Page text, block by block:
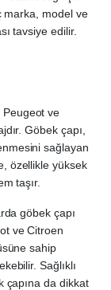
marka, model ve
tavsiye edilir.
Peugeot ve
Göbek çapı,
sağlayan
özellikle yüksek
taşır.
göbek çapı
ve Citroen
sahip
Sağlıklı
çapına da dikkat